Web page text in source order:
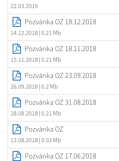
22.03.2019
Pozvánka OZ 18.12.2018
14.12.2018 | 0.21 Mb
Pozvánka OZ 18.11.2018
15.11.2018 | 0.21 Mb
Pozvánka OZ 23.09.2018
26.09.2018 | 0.2 Mb
Pozvánka OZ 31.08.2018
28.08.2018 | 0.21 Mb
Pozvánka OZ
13.08.2018 | 0.03 Mb
Pozvánka OZ 17.06.2018